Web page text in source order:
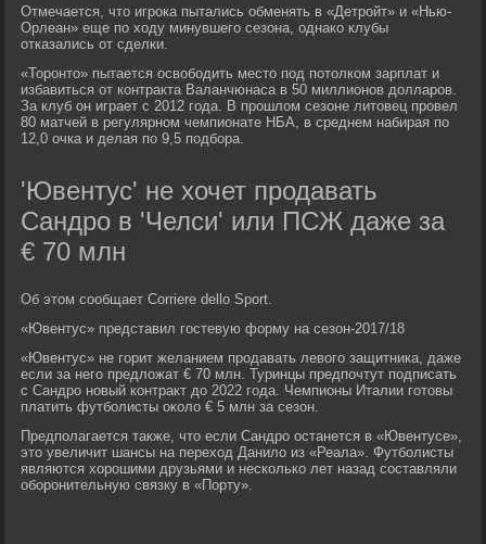
Отмечается, что игрока пытались обменять в «Детройт» и «Нью-
Орлеан» еще по ходу минувшего сезона, однако клубы
отказались от сделки.
«Торонто» пытается освободить место под потолком зарплат и
избавиться от контракта Валанчюнаса в 50 миллионов долларов.
За клуб он играет с 2012 года. В прошлом сезоне литовец провел
80 матчей в регулярном чемпионате НБА, в среднем набирая по
12,0 очка и делая по 9,5 подбора.
'Ювентус' не хочет продавать
Сандро в 'Челси' или ПСЖ даже за
€ 70 млн
Об этом сообщает Corriere dello Sport.
«Ювентус» представил гостевую форму на сезон-2017/18
«Ювентус» не горит желанием продавать левого защитника, даже
если за него предложат € 70 млн. Туринцы предпочтут подписать
с Сандро новый контракт до 2022 года. Чемпионы Италии готовы
платить футболисты около € 5 млн за сезон.
Предполагается также, что если Сандро останется в «Ювентусе»,
это увеличит шансы на переход Данило из «Реала». Футболисты
являются хорошими друзьями и несколько лет назад составляли
оборонительную связку в «Порту».